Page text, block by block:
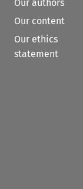
Our authors
Our content
Our ethics
statement